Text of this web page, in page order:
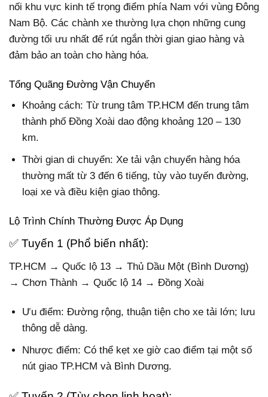
nối khu vực kinh tế trọng điểm phía Nam với vùng Đông
Nam Bộ. Các chành xe thường lựa chọn những cung
đường tối ưu nhất để rút ngắn thời gian giao hàng và
đảm bảo an toàn cho hàng hóa.
Tổng Quãng Đường Vận Chuyển
Khoảng cách: Từ trung tâm TP.HCM đến trung tâm
thành phố Đồng Xoài dao động khoảng 120 – 130
km.
Thời gian di chuyển: Xe tải vận chuyển hàng hóa
thường mất từ 3 đến 6 tiếng, tùy vào tuyến đường,
loại xe và điều kiện giao thông.
Lộ Trình Chính Thường Được Áp Dụng
✅ Tuyến 1 (Phổ biến nhất):
TP.HCM → Quốc lộ 13 → Thủ Dầu Một (Bình Dương)
→ Chơn Thành → Quốc lộ 14 → Đồng Xoài
Ưu điểm: Đường rộng, thuận tiện cho xe tải lớn; lưu
thông dễ dàng.
Nhược điểm: Có thể kẹt xe giờ cao điểm tại một số
nút giao TP.HCM và Bình Dương.